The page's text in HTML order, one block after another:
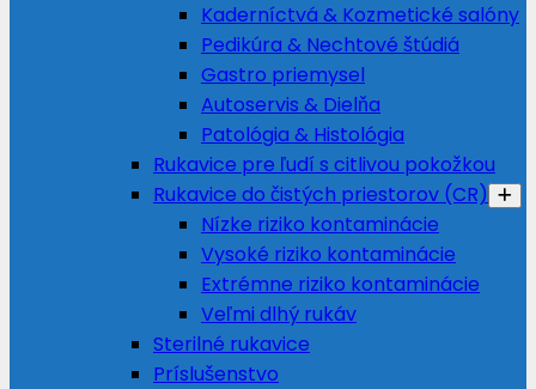
Kaderníctvá & Kozmetické salóny
Pedikúra & Nechtové štúdiá
Gastro priemysel
Autoservis & Dielňa
Patológia & Histológia
Rukavice pre ľudí s citlivou pokožkou
Rukavice do čistých priestorov (CR)
Nízke riziko kontaminácie
Vysoké riziko kontaminácie
Extrémne riziko kontaminácie
Veľmi dlhý rukáv
Sterilné rukavice
Príslušenstvo